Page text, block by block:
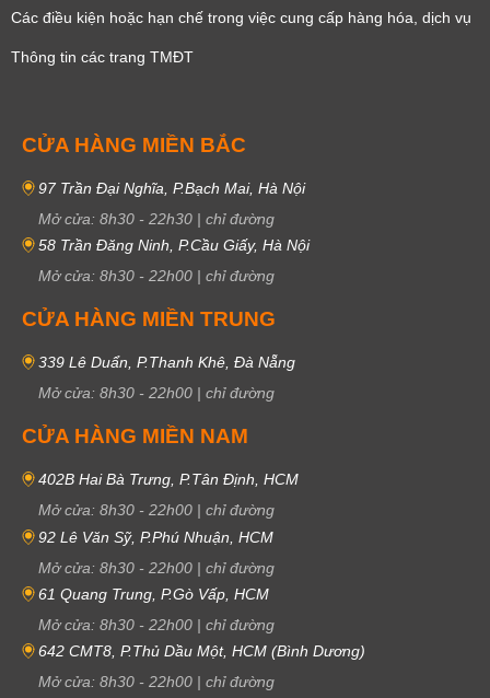
Các điều kiện hoặc hạn chế trong việc cung cấp hàng hóa, dịch vụ
Thông tin các trang TMĐT
CỬA HÀNG MIỀN BẮC
97 Trần Đại Nghĩa, P.Bạch Mai, Hà Nội
Mở cửa: 8h30 - 22h30 | chỉ đường
58 Trần Đăng Ninh, P.Cầu Giấy, Hà Nội
Mở cửa: 8h30 - 22h00 | chỉ đường
CỬA HÀNG MIỀN TRUNG
339 Lê Duẩn, P.Thanh Khê, Đà Nẵng
Mở cửa: 8h30 - 22h00 | chỉ đường
CỬA HÀNG MIỀN NAM
402B Hai Bà Trưng, P.Tân Định, HCM
Mở cửa: 8h30 - 22h00 | chỉ đường
92 Lê Văn Sỹ, P.Phú Nhuận, HCM
Mở cửa: 8h30 - 22h00 | chỉ đường
61 Quang Trung, P.Gò Vấp, HCM
Mở cửa: 8h30 - 22h00 | chỉ đường
642 CMT8, P.Thủ Dầu Một, HCM (Bình Dương)
Mở cửa: 8h30 - 22h00 | chỉ đường